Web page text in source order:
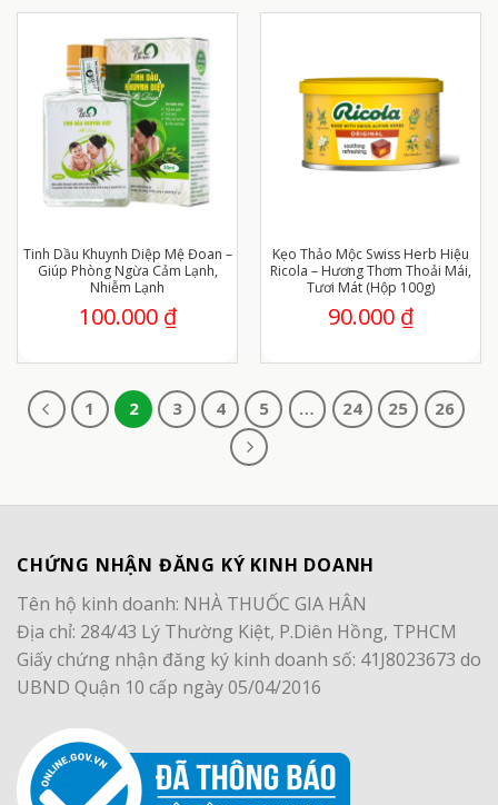
Tinh Dầu Khuynh Diệp Mệ Đoan –
Giúp Phòng Ngừa Cảm Lạnh,
Nhiễm Lạnh
100.000 ₫
Kẹo Thảo Mộc Swiss Herb Hiệu
Ricola – Hương Thơm Thoải Mái,
Tươi Mát (Hộp 100g)
90.000 ₫
1 2 3 4 5 … 24 25 26
CHỨNG NHẬN ĐĂNG KÝ KINH DOANH
Tên hộ kinh doanh: NHÀ THUỐC GIA HÂN
Địa chỉ: 284/43 Lý Thường Kiệt, P.Diên Hồng, TPHCM
Giấy chứng nhận đăng ký kinh doanh số: 41J8023673 do
UBND Quận 10 cấp ngày 05/04/2016